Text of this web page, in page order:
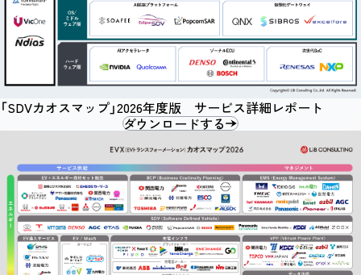
「SDVカオスマップ」2026年度版 サービス詳細レポート
ダウンロードする